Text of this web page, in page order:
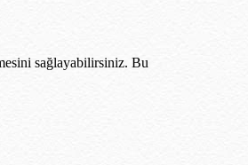
sağlayabilirsiniz. Bu